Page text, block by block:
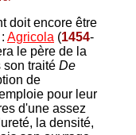
doit encore être
Agricola (1454-
le père de la
son traité De
de
pour leur
d'une assez
la densité,